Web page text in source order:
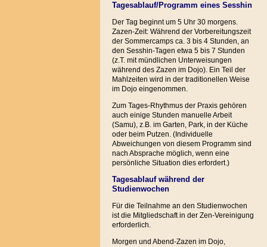
Tagesablauf/Programm eines Sesshin
Der Tag beginnt um 5 Uhr 30 morgens.
Zazen-Zeit: Während der Vorbereitungszeit
der Sommercamps ca. 3 bis 4 Stunden, an
den Sesshin-Tagen etwa 5 bis 7 Stunden
(z.T. mit mündlichen Unterweisungen
während des Zazen im Dojo). Ein Teil der
Mahlzeiten wird in der traditionellen Weise
im Dojo eingenommen.
Zum Tages-Rhythmus der Praxis gehören
auch einige Stunden manuelle Arbeit
(Samu), z.B. im Garten, Park, in der Küche
oder beim Putzen. (Individuelle
Abweichungen von diesem Programm sind
nach Absprache möglich, wenn eine
persönliche Situation dies erfordert.)
Tagesablauf während der
Studienwochen
Für die Teilnahme an den Studienwochen
ist die Mitgliedschaft in der Zen-Vereinigung
erforderlich.
Morgen und Abend-Zazen im Dojo,